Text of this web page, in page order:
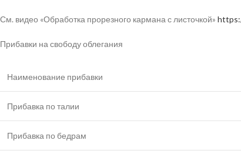
См. видео «Обработка прорезного кармана с листочкой»
Прибавки на свободу облегания
Наименование прибавки
Прибавка по талии
Прибавка по бедрам